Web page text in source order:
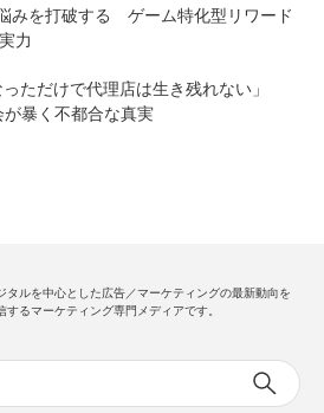
みを打破する ゲーム特化型リワード
力
っただけで代理店は生き残れない」
暴く不都合な真実
タルを中心とした広告／マーケティングの最新動向を
するマーケティング専門メディアです。